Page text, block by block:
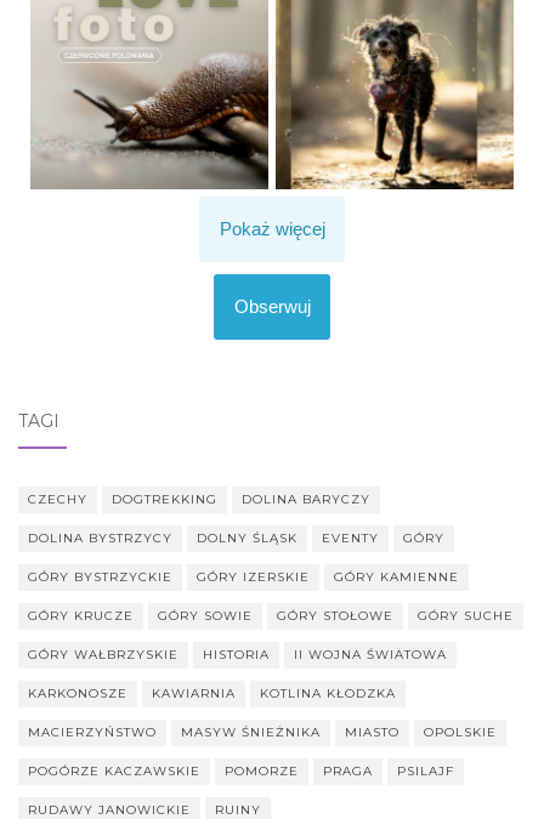
Pokaż więcej
Obserwuj
TAGI
CZECHY DOGTREKKING DOLINA BARYCZY
DOLINA BYSTRZYCY DOLNY ŚLĄSK EVENTY GÓRY
GÓRY BYSTRZYCKIE GÓRY IZERSKIE GÓRY KAMIENNE
GÓRY KRUCZE GÓRY SOWIE GÓRY STOŁOWE GÓRY SUCHE
GÓRY WAŁBRZYSKIE HISTORIA II WOJNA ŚWIATOWA
KARKONOSZE KAWIARNIA KOTLINA KŁODZKA
MACIERZYŃSTWO MASYW ŚNIEŻNIKA MIASTO OPOLSKIE
POGÓRZE KACZAWSKIE POMORZE PRAGA PSILAJF
RUDAWY JANOWICKIE RUINY